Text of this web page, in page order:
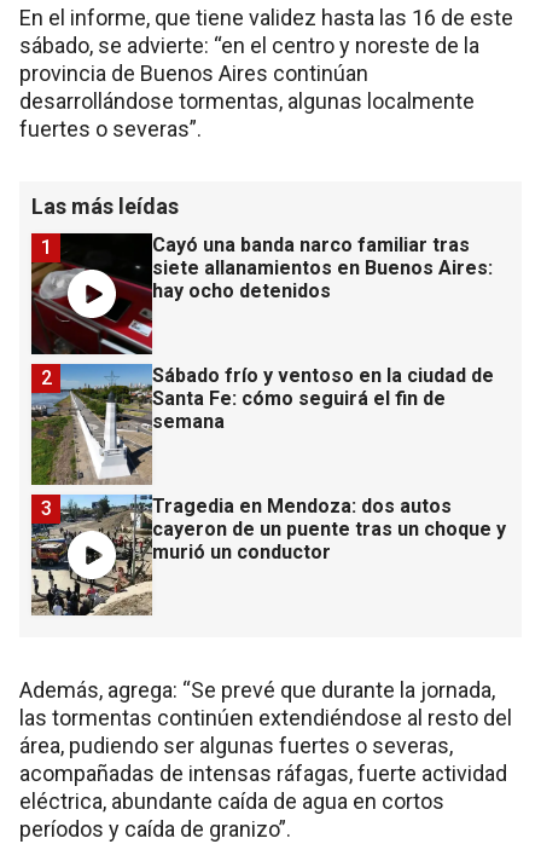
En el informe, que tiene validez hasta las 16 de este
sábado, se advierte: “en el centro y noreste de la
provincia de Buenos Aires continúan
desarrollándose tormentas, algunas localmente
fuertes o severas”.
Las más leídas
Cayó una banda narco familiar tras
siete allanamientos en Buenos Aires:
hay ocho detenidos
1
Sábado frío y ventoso en la ciudad de
Santa Fe: cómo seguirá el fin de
semana
2
Tragedia en Mendoza: dos autos
cayeron de un puente tras un choque y
murió un conductor
3
Además, agrega: “Se prevé que durante la jornada,
las tormentas continúen extendiéndose al resto del
área, pudiendo ser algunas fuertes o severas,
acompañadas de intensas ráfagas, fuerte actividad
eléctrica, abundante caída de agua en cortos
períodos y caída de granizo”.